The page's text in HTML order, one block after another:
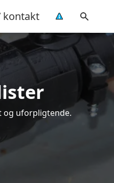
kontakt
og uforpligtende.